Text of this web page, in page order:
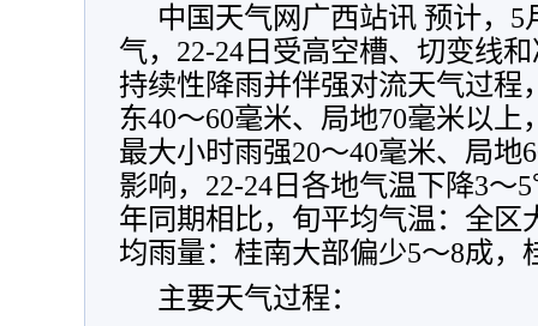
中国天气网广西站讯 预计，
气，22-24日受高空槽、切变线
持续性降雨并伴强对流天气过程
东40～60毫米、局地70毫米以上
最大小时雨强20～40毫米、局地
影响，22-24日各地气温下降3
年同期相比，旬平均气温：全
均雨量：桂南大部偏少5～8成，
主要天气过程：